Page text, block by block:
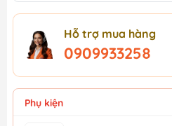
Hỗ trợ mua hàng
0909933258
Phụ kiện